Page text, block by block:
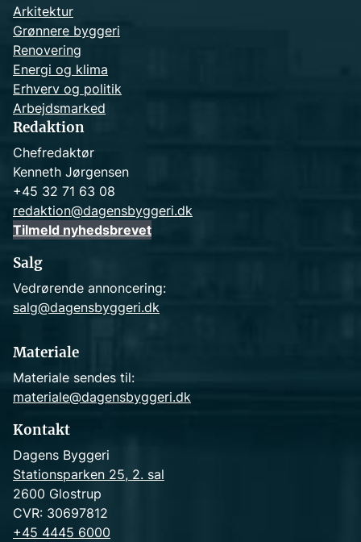
Arkitektur
Grønnere byggeri
Renovering
Energi og klima
Erhverv og politik
Arbejdsmarked
Redaktion
Chefredaktør
Kenneth Jørgensen
+45 32 71 63 08
redaktion@dagensbyggeri.dk
Tilmeld nyhedsbrevet
Salg
Vedrørende annoncering:
salg@dagensbyggeri.dk
Materiale
Materiale sendes til:
materiale@dagensbyggeri.dk
Kontakt
Dagens Byggeri
Stationsparken 25, 2. sal
2600 Glostrup
CVR: 30697812
+45 4445 6000